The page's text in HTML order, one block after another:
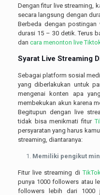
Dengan fitur live streaming,
secara langsung dengan
Berbeda dengan postingan
durasi 15 – 30 detik. Terus
dan cara menonton live
Syarat Live Streaming
Sebagai platform sosial
yang diberlakukan untuk
mengenai konten apa
membekukan akun karena
Begitupun dengan live
tidak bisa menikmati fitur
persyaratan yang harus
streaming, diantaranya:
Memiliki pengikut
Fitur live streaming diTikTok
punya 1000 followers atau
followers lebih dari 1000